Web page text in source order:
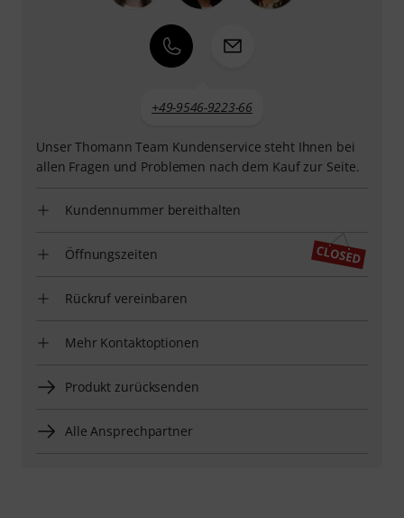
+49-9546-9223-66
Unser Thomann Team Kundenservice steht Ihnen bei
allen Fragen und Problemen nach dem Kauf zur Seite.
Kundennummer bereithalten
Öffnungszeiten
Rückruf vereinbaren
Mehr Kontaktoptionen
Produkt zurücksenden
Alle Ansprechpartner